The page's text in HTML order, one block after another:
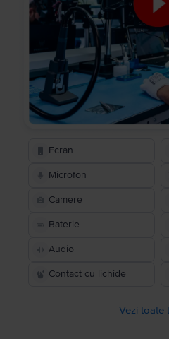
Ecran
Microfon
Camere
Baterie
Audio
Contact cu lichide
Vezi toate